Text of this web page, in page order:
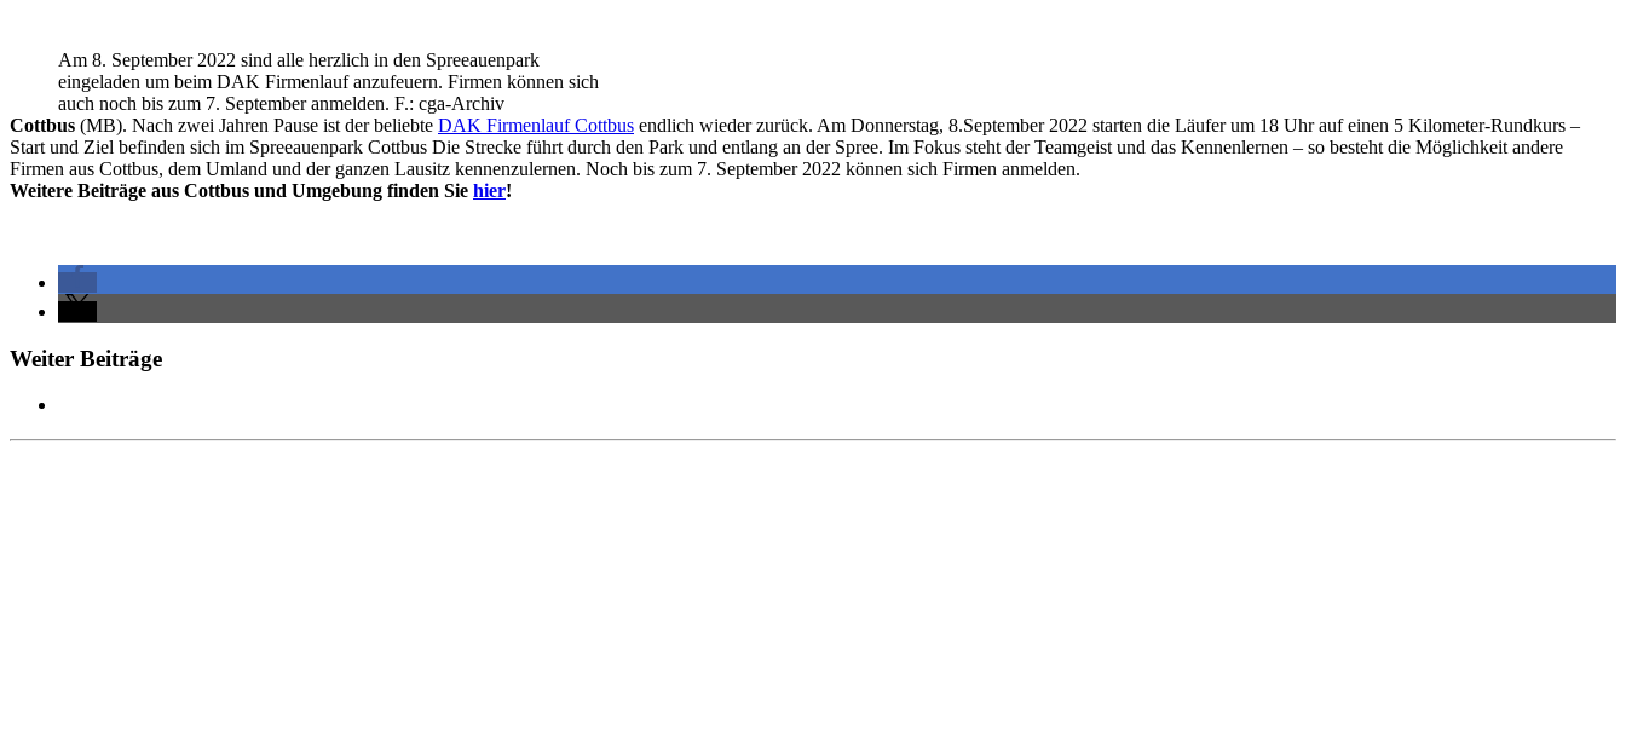
Am 8. September 2022 sind alle herzlich in den Spreeauenpark
eingeladen um beim DAK Firmenlauf anzufeuern. Firmen können sich
auch noch bis zum 7. September anmelden. F.: cga-Archiv
Cottbus (MB). Nach zwei Jahren Pause ist der beliebte DAK Firmenlauf Cottbus endlich wieder zurück. Am Donnerstag, 8.September 2022 starten die Läufer um 18 Uhr auf einen 5 Kilometer-Rundkurs –
Start und Ziel befinden sich im Spreeauenpark Cottbus Die Strecke führt durch den Park und entlang an der Spree. Im Fokus steht der Teamgeist und das Kennenlernen – so besteht die Möglichkeit andere
Firmen aus Cottbus, dem Umland und der ganzen Lausitz kennenzulernen. Noch bis zum 7. September 2022 können sich Firmen anmelden.
Weitere Beiträge aus Cottbus und Umgebung finden Sie hier!
Weiter Beiträge